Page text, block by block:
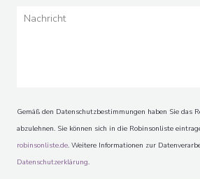
Gemäß den Datenschutzbestimmungen haben Sie das
abzulehnen. Sie können sich in die Robinsonliste
robinsonliste.de. Weitere Informationen zur
Datenschutzerklärung.